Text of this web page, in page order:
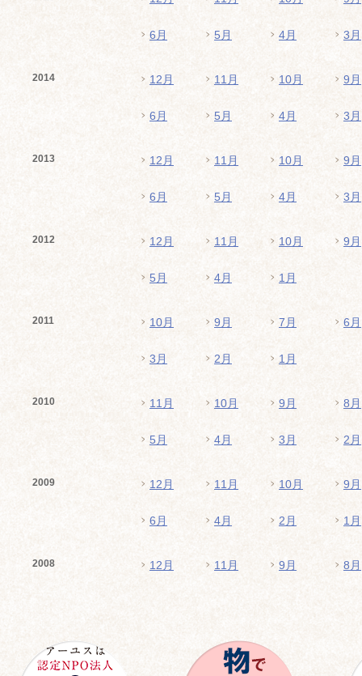
6月 5月 4月 3月
2014 12月 11月 10月 9月
6月 5月 4月 3月
2013 12月 11月 10月 9月
6月 5月 4月 3月
2012 12月 11月 10月 9月
5月 4月 1月
2011 10月 9月 7月 6月
3月 2月 1月
2010 11月 10月 9月 8月
5月 4月 3月 2月
2009 12月 11月 10月 9月
6月 4月 2月 1月
2008 12月 11月 9月 8月